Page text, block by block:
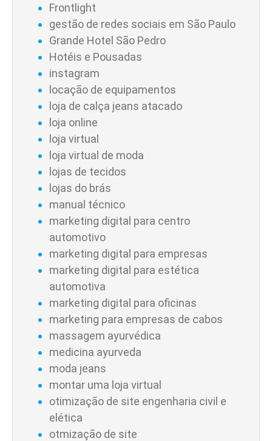
Frontlight
gestão de redes sociais em São Paulo
Grande Hotel São Pedro
Hotéis e Pousadas
instagram
locação de equipamentos
loja de calça jeans atacado
loja online
loja virtual
loja virtual de moda
lojas de tecidos
lojas do brás
manual técnico
marketing digital para centro
automotivo
marketing digital para empresas
marketing digital para estética
automotiva
marketing digital para oficinas
marketing para empresas de cabos
massagem ayurvédica
medicina ayurveda
moda jeans
montar uma loja virtual
otimização de site engenharia civil e
elética
otmização de site